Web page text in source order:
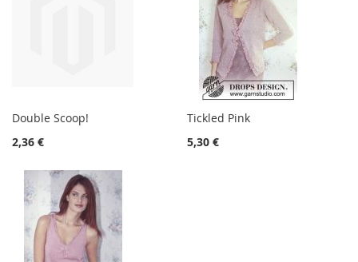
Double Scoop!
2,36 €
Tickled Pink
5,30 €